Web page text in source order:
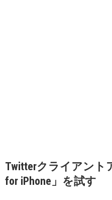
Twitterクライアント
for iPhone」を試す